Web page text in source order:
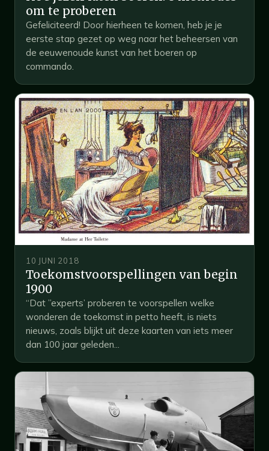
om te proberen
Gefeliciteerd! Door hierheen te komen, heb je je
eerste stap gezet op weg naar het beheersen van
de eeuwenoude kunst van het boeren op
commando.
10 JUNI 2018
Toekomstvoorspellingen van begin
1900
“Dat ”experts’ proberen te voorspellen welke
wonderen de toekomst in petto heeft, is niets
nieuws, zoals blijkt uit deze kaarten van iets meer
dan 100 jaar geleden...